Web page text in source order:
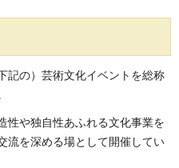
記の）芸術文化イベントを総称
性や独自性あふれる文化事業を
流を深める場として開催してい